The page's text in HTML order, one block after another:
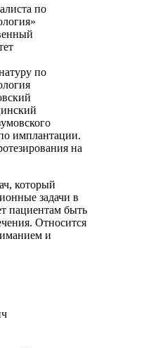
по
по
имплантации.
на
который
задачи в
пациентам быть
Относится
и